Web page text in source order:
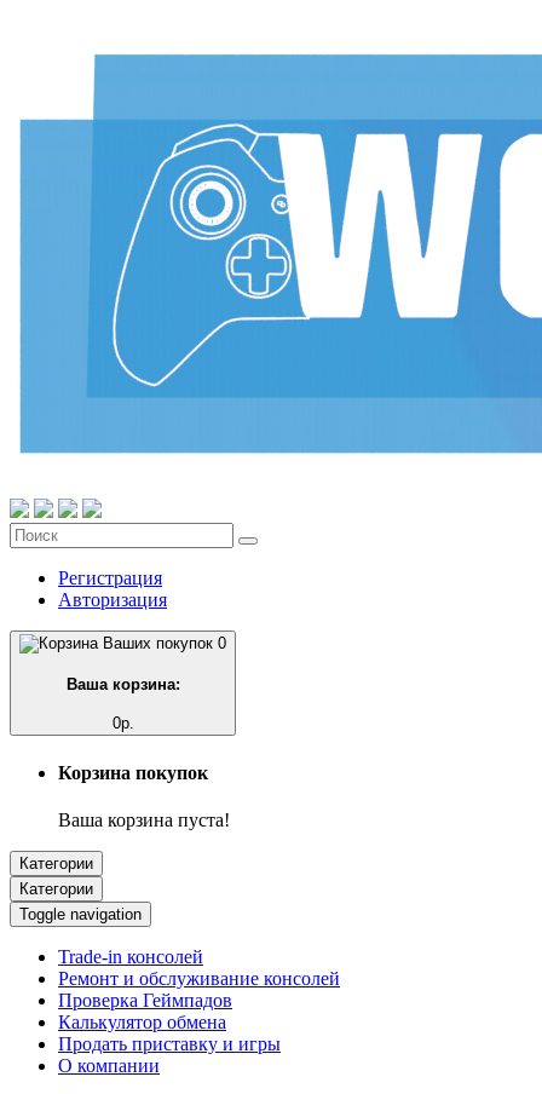
Регистрация
Авторизация
0
Ваша корзина:
0р.
Корзина покупок
Ваша корзина пуста!
Категории
Категории
Toggle navigation
Trade-in консолей
Ремонт и обслуживание консолей
Проверка Геймпадов
Калькулятор обмена
Продать приставку и игры
О компании